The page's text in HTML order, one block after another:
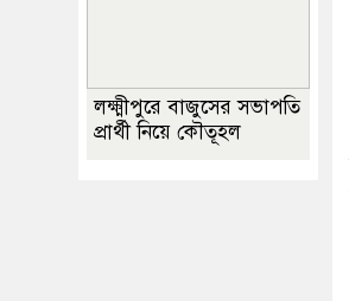
লক্ষ্মীপুরে বাজুসের সভাপতি
প্রার্থী নিয়ে কৌতূহল